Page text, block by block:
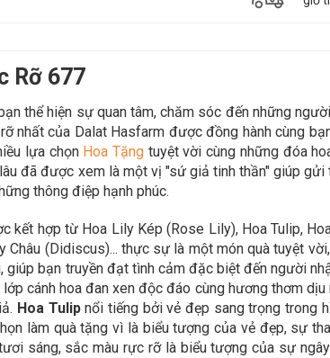
Rỡ 677
thể hiện sự quan tâm, chăm sóc đến những
nhất của Dalat Hasfarm được đồng hành cùng
lựa chọn Hoa Tặngtuyệt vời cùng những đóa
đã được xem là một vị "sứ giả tinh thần" giúp
thông điệp hạnh phúc.
kết hợp từ Hoa Lily Kép (Rose Lily), Hoa Tulip,
Châu (Didiscus)... thực sự là một món quà tuyệt
bạn truyền đạt tình cảm đặc biệt đến người
lớp cánh hoa đan xen độc đáo cùng hương thơm
Hoa Tulipnổi tiếng bởi vẻ đẹp sang trọng trong
làm quà tặng vì là biểu tượng của vẻ đẹp, sự
sáng, sắc màu rực rỡ là biểu tượng của sự